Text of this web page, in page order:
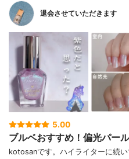
退会させていただきます
5.00
ブルベおすすめ！偏光パー
kotosanです。ハイライターに続